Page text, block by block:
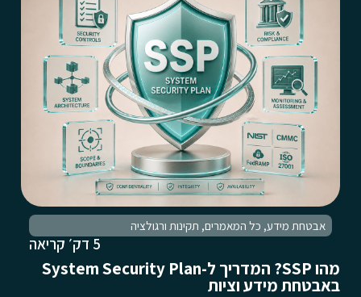
אבטחת מידע, כל המאמרים, תקינות ורגולציה
5 דק׳ קריאה
מהו SSP? המדריך ל-System Security Plan
באבטחת מידע וציות